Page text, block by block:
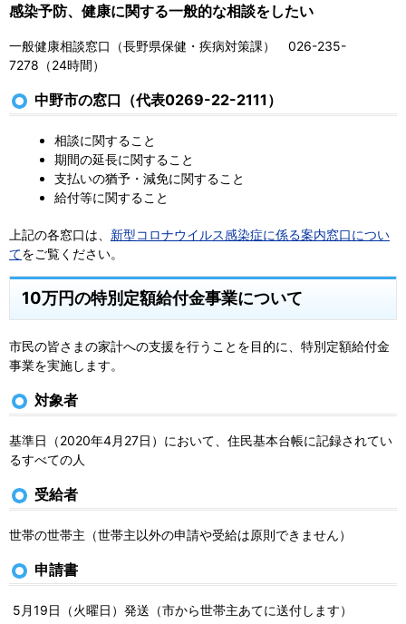
感染予防、健康に関する一般的な相談をしたい
一般健康相談窓口（長野県保健・疾病対策課） 026-235-
7278（24時間）
中野市の窓口（代表0269-22-2111）
相談に関すること
期間の延長に関すること
支払いの猶予・減免に関すること
給付等に関すること
上記の各窓口は、 新型コロナウイルス感染症に係る案内窓口につい
てをご覧ください。
10万円の特別定額給付金事業について
市民の皆さまの家計への支援を行うことを目的に、特別定額給付金
事業を実施します。
対象者
基準日（2020年4月27日）において、住民基本台帳に記録されてい
るすべての人
受給者
世帯の世帯主（世帯主以外の申請や受給は原則できません）
申請書
5月19日（火曜日）発送（市から世帯主あてに送付します）